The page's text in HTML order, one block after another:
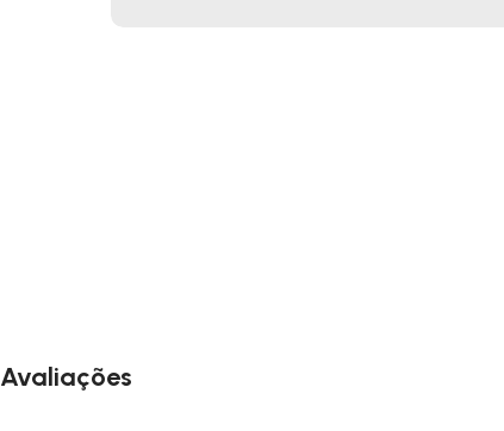
Avaliações